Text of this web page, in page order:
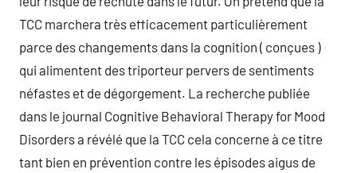
TCC marchera très efficacement particulièrement
parce des changements dans la cognition ( conçues )
qui alimentent des triporteur pervers de sentiments
néfastes et de dégorgement. La recherche publiée
dans le journal Cognitive Behavioral Therapy for Mood
Disorders a révélé que la TCC cela concerne à ce titre
tant bien en prévention contre les épisodes aigus de